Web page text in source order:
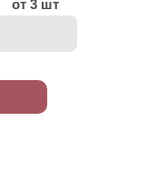
от 3 шт